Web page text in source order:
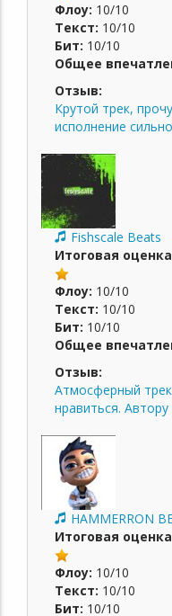
Флоу: 10/10
Текст: 10/10
Бит: 10/10
Общее
Отзыв:
Крутой трек,
исполнение
Fishscale Beats
Итоговая
Флоу: 10/10
Текст: 10/10
Бит: 10/10
Общее
Отзыв:
Атмосферный
нравиться. Автору
HAMMERRON
Итоговая
Флоу: 10/10
Текст: 10/10
Бит: 10/10